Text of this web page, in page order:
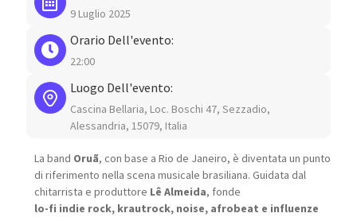
9 Luglio 2025
Orario Dell'evento:
22:00
Luogo Dell'evento:
Cascina Bellaria, Loc. Boschi 47, Sezzadio,
Alessandria, 15079, Italia
La band Oruã, con base a Rio de Janeiro, è diventata un punto
di riferimento nella scena musicale brasiliana. Guidata dal
chitarrista e produttore Lê Almeida, fonde
lo-fi indie rock, krautrock, noise, afrobeat e influenze